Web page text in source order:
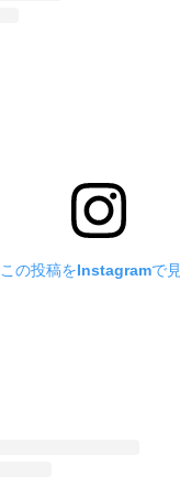
この投稿をInstagramで